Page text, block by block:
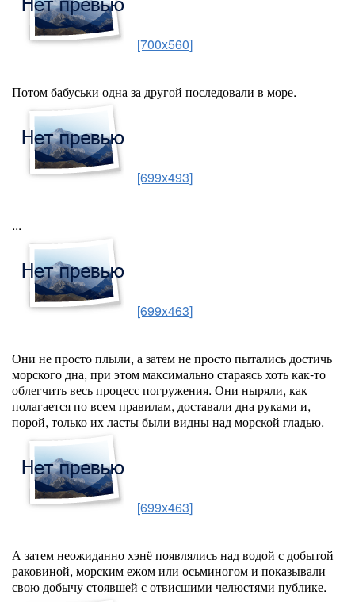
[700x560]
Потом бабуськи одна за другой последовали в море.
[699x493]
...
[699x463]
Они не просто плыли, а затем не просто пытались достичь
морского дна, при этом максимально стараясь хоть как-то
облегчить весь процесс погружения. Они ныряли, как
полагается по всем правилам, доставали дна руками и,
порой, только их ласты были видны над морской гладью.
[699x463]
А затем неожиданно хэнё появлялись над водой с добытой
раковиной, морским ежом или осьминогом и показывали
свою добычу стоявшей с отвисшими челюстями публике.